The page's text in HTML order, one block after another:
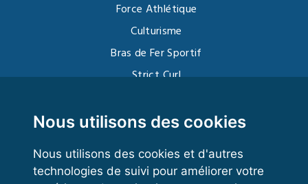
Nous utilisons des cookies
Nous utilisons des cookies et d'autres
technologies de suivi pour améliorer votre
Force Athlétique
Culturisme
Bras de Fer Sportif
Strict Curl
Kettlebell